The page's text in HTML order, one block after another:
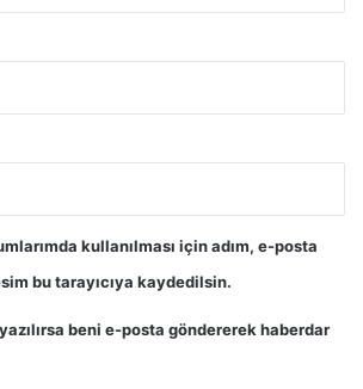
kullanılması için adım, e-posta
bu tarayıcıya kaydedilsin.
beni e-posta göndererek haberdar